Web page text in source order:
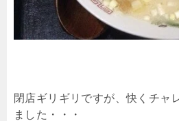
閉店ギリギリですが、快くチャ
ました・・・